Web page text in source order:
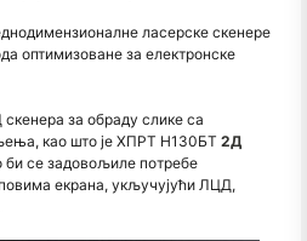
ласерске скенере
оптимизоване за електронске
за обраду слике са
као што је ХПРТ Н130БТ 2Д
би се задовољиле потребе
екрана, укључујући ЛЦД,